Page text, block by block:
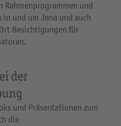
Rahmenprogrammen und
und um Jena und auch
Besichtigungen für
der
und Präsentationen zum
die